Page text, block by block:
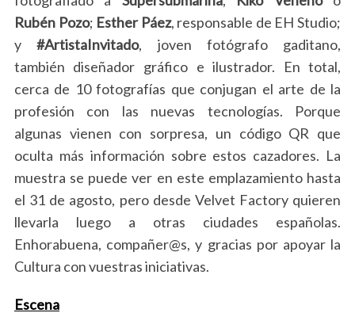
Rubén Pozo; Esther Páez, responsable de EH Studio;
y#ArtistaInvitado, joven fotógrafo gaditano,
también diseñador gráfico e ilustrador. En total,
cerca de 10 fotografías que conjugan el arte de la
profesión con las nuevas tecnologías. Porque
algunas vienen con sorpresa, un código QR que
oculta más información sobre estos cazadores. La
muestra se puede ver en este emplazamiento hasta
el 31 de agosto, pero desde Velvet Factory quieren
llevarla luego a otras ciudades españolas.
Enhorabuena, compañer@s, y gracias por apoyar la
Cultura con vuestrasiniciativas.
Escena